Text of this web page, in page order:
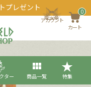
プレゼント
アカウント
カート
0
ター 商品一覧 特集